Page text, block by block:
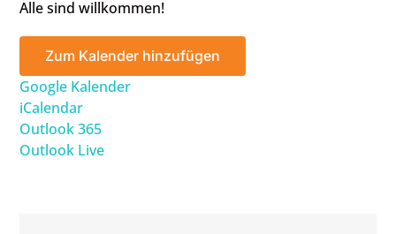
Alle sind willkommen!
Zum Kalender hinzufügen
Google Kalender
iCalendar
Outlook 365
Outlook Live